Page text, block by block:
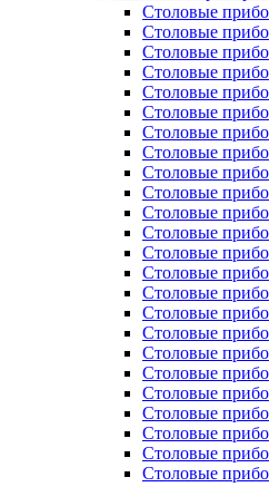
Санитарно-
Посуда и инвентарь
Столовые
Столовые
Столовые
Столовые
Столовые
Столовые
Столовые
Столовые
Столовые
Столовые
Столовые
Столовые
Столовые
Столовые
Столовые
Столовые